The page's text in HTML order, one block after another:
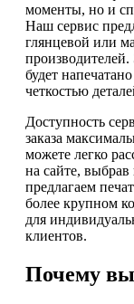
моменты, но и
Наш сервис
глянцевой или
будет
четкостью
Доступность
заказа
можете легко
на сайте,
предлагаем
более крупном
для
клиентов.
Почему